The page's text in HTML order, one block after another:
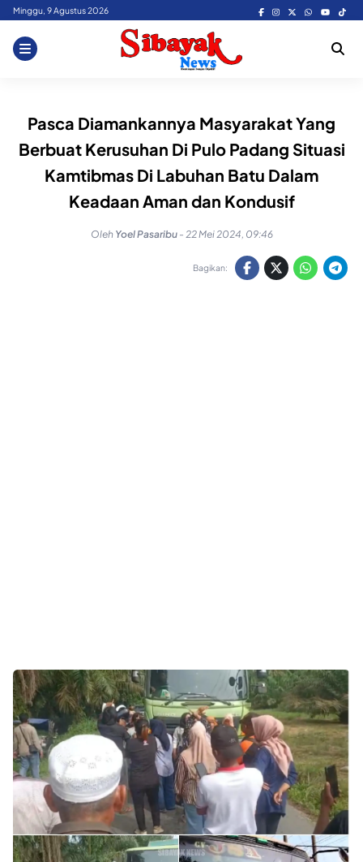
Skip
content
Minggu, 9 Agustus 2026
Pasca Diamankannya Masyarakat Yang
Berbuat Kerusuhan Di Pulo Padang Situasi
Kamtibmas Di Labuhan Batu Dalam
Keadaan Aman dan Kondusif
Oleh Yoel Pasaribu - 22 Mei 2024, 09:46
Bagikan: